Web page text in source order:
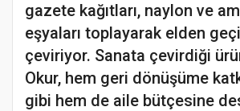
gazete kağıtları, naylon ve
eşyaları toplayarak elden
çeviriyor. Sanata çevirdiği
Okur, hem geri dönüşüme
gibi hem de aile bütçesine